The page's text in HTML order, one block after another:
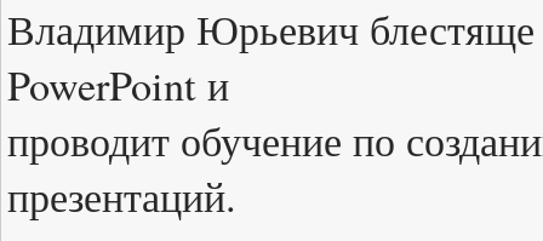
Владимир Юрьевич
PowerPoint и
проводит обучение по
презентаций.